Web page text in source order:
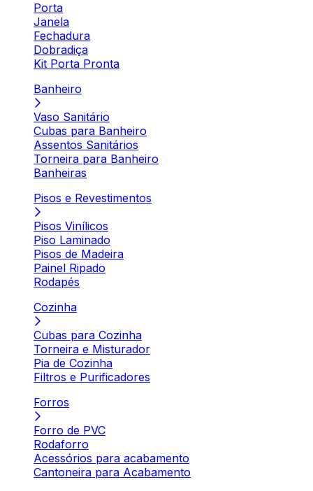
Porta
Janela
Fechadura
Dobradiça
Kit Porta Pronta
Banheiro
Vaso Sanitário
Cubas para Banheiro
Assentos Sanitários
Torneira para Banheiro
Banheiras
Pisos e Revestimentos
Pisos Vinílicos
Piso Laminado
Pisos de Madeira
Painel Ripado
Rodapés
Cozinha
Cubas para Cozinha
Torneira e Misturador
Pia de Cozinha
Filtros e Purificadores
Forros
Forro de PVC
Rodaforro
Acessórios para acabamento
Cantoneira para Acabamento